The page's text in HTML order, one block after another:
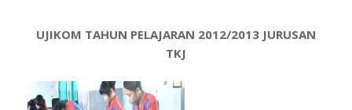
UJIKOM TAHUN PELAJARAN 2012/2013 JURUSAN
TKJ